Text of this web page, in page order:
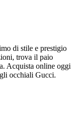
di stile e prestigio
trova il paio
Acquista online oggi
occhiali Gucci.